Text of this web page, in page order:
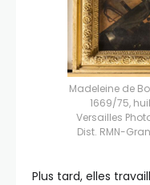
Madeleine de
1669/75,
Versailles
Dist. RMN-
Plus tard, elles